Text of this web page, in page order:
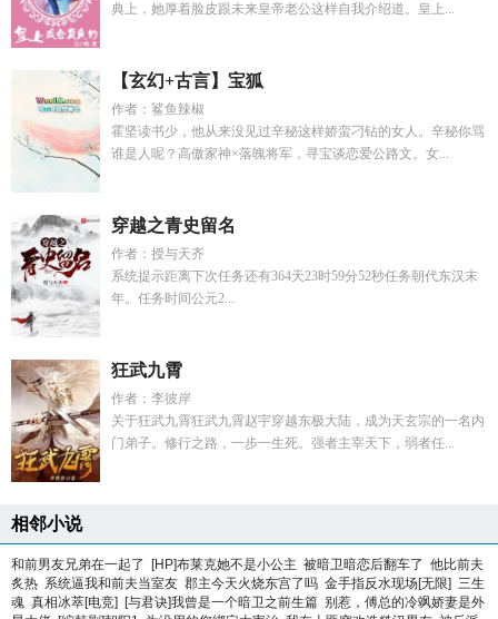
典上，她厚着脸皮跟未来皇帝老公这样自我介绍道。皇上...
【玄幻+古言】宝狐
作者：鲨鱼辣椒
霍坚读书少，他从来没见过辛秘这样娇蛮刁钻的女人。辛秘你骂
谁是人呢？高傲家神×落魄将军，寻宝谈恋爱公路文。女...
穿越之青史留名
作者：授与天齐
系统提示距离下次任务还有364天23时59分52秒任务朝代东汉末
年。任务时间公元2...
狂武九霄
作者：李彼岸
关于狂武九霄狂武九霄赵宇穿越东极大陆，成为天玄宗的一名内
门弟子。修行之路，一步一生死。强者主宰天下，弱者任...
相邻小说
和前男友兄弟在一起了 [HP]布莱克她不是小公主 被暗卫暗恋后翻车了 他比前夫
炙热 系统逼我和前夫当室友 郡主今天火烧东宫了吗 金手指反水现场[无限] 三生
魂 真相冰萃[电竞] [与君诀]我曾是一个暗卫之前生篇 别惹，傅总的冷飒娇妻是外